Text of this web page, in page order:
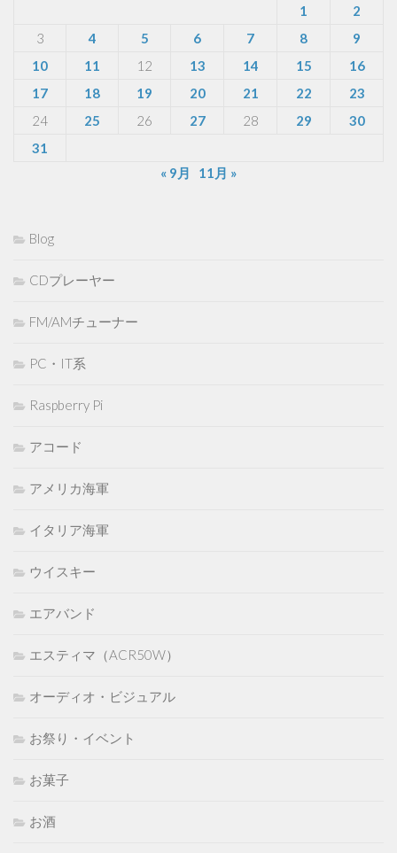
1
2
3
4 5 6 7 8
9
10
11 12 13 14 15
16
17
18 19 20 21 22
23
24
25 26 27 28 29
30
31
« 9月
11月 »
Blog
CDプレーヤー
FM/AMチューナー
PC・IT系
Raspberry Pi
アコード
アメリカ海軍
イタリア海軍
ウイスキー
エアバンド
エスティマ（ACR50W）
オーディオ・ビジュアル
お祭り・イベント
お菓子
お酒